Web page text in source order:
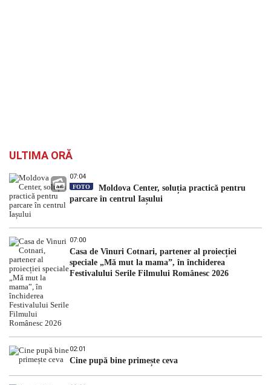
ULTIMA ORĂ
07:04
FOTO
Moldova Center, soluția practică pentru
parcare în centrul Iașului
07:00
Casa de Vinuri Cotnari, partener al proiecției
speciale „Mă mut la mama”, în închiderea
Festivalului Serile Filmului Românesc 2026
02:01
Cine pupă bine primește ceva